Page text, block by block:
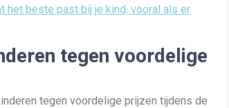
het beste past bij je kind, vooral als er
tegen voordelige
tegen voordelige prijzen tijdens de